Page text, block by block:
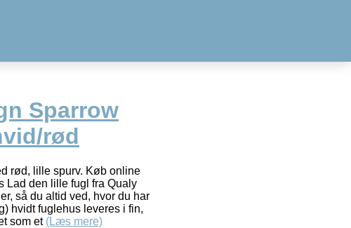
Sparrow
rød
rød, lille spurv. Køb online
Lad den lille fugl fra Qualy
så du altid ved, hvor du har
hvidt fuglehus leveres i fin,
som et (Læs mere)